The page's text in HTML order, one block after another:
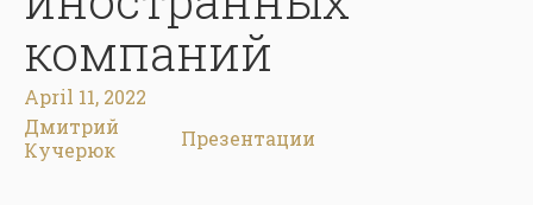
компаний
April 11, 2022
Дмитрий
Кучерюк
Презентации